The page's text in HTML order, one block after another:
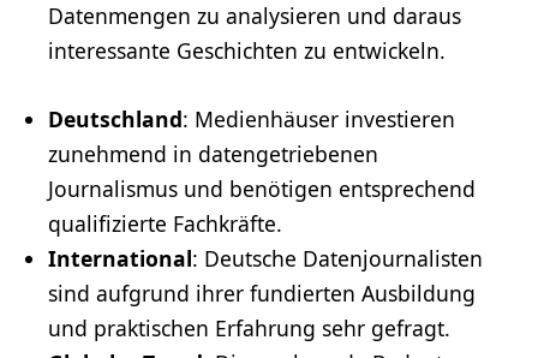
Datenmengen zu analysieren und daraus
interessante Geschichten zu entwickeln.
Deutschland: Medienhäuser investieren
zunehmend in datengetriebenen
Journalismus und benötigen entsprechend
qualifizierte Fachkräfte.
International: Deutsche Datenjournalisten
sind aufgrund ihrer fundierten Ausbildung
und praktischen Erfahrung sehr gefragt.